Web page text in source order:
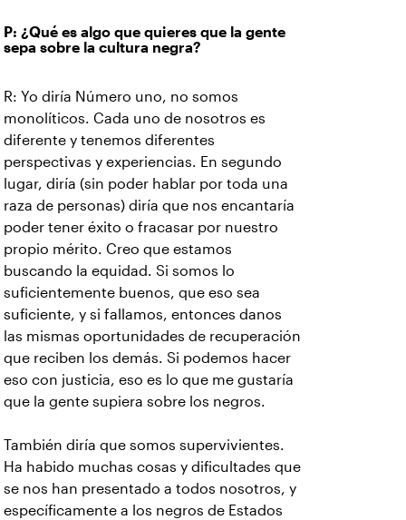
P: ¿Qué es algo que quieres que la gente
sepa sobre la cultura negra?
R: Yo diría Número uno, no somos
monolíticos. Cada uno de nosotros es
diferente y tenemos diferentes
perspectivas y experiencias. En segundo
lugar, diría (sin poder hablar por toda una
raza de personas) diría que nos encantaría
poder tener éxito o fracasar por nuestro
propio mérito. Creo que estamos
buscando la equidad. Si somos lo
suficientemente buenos, que eso sea
suficiente, y si fallamos, entonces danos
las mismas oportunidades de recuperación
que reciben los demás. Si podemos hacer
eso con justicia, eso es lo que me gustaría
que la gente supiera sobre los negros.
También diría que somos supervivientes.
Ha habido muchas cosas y dificultades que
se nos han presentado a todos nosotros, y
específicamente a los negros de Estados